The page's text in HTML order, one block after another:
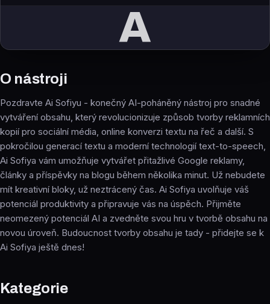
A
O nástroji
Pozdravte Ai Sofiyu - konečný AI-poháněný nástroj pro snadné
vytváření obsahu, který revolucionizuje způsob tvorby reklamních
kopií pro sociální média, online konverzi textu na řeč a další. S
pokročilou generací textu a moderní technologií text-to-speech,
Ai Sofiya vám umožňuje vytvářet přitažlivé Google reklamy,
články a příspěvky na blogu během několika minut. Už nebudete
mít kreativní bloky, už neztrácený čas. Ai Sofiya uvolňuje váš
potenciál produktivity a připravuje vás na úspěch. Přijměte
neomezený potenciál AI a zvedněte svou hru v tvorbě obsahu na
novou úroveň. Budoucnost tvorby obsahu je tady - přidejte se k
Ai Sofiya ještě dnes!
Kategorie